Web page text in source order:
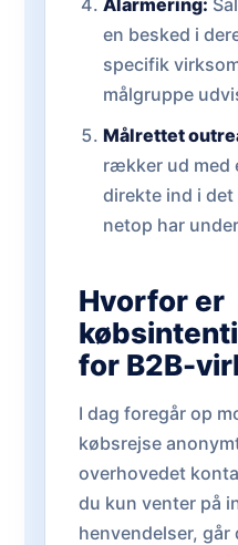
Alarmering:
en besked i
specifik
målgruppe
Målrettet
rækker ud med
direkte ind i
netop har
Hvorfor er
for B2B-
I dag foregår op
købsrejse
overhovedet
du kun venter på
henvendelser, går